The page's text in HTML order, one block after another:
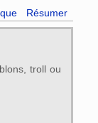
Résumer
troll ou